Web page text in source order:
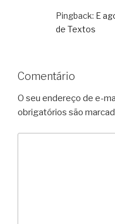
Pingback: E
de Textos
Comentário
O seu endereço de e-
obrigatórios são